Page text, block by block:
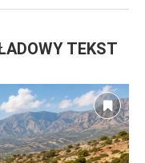
TEKST